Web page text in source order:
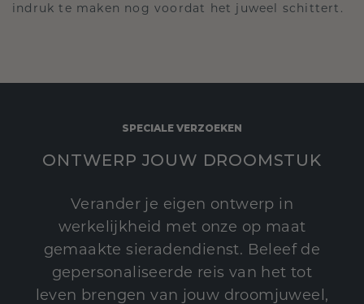
indruk te maken nog voordat het juweel schittert.
SPECIALE VERZOEKEN
ONTWERP JOUW DROOMSTUK
Verander je eigen ontwerp in
werkelijkheid met onze op maat
gemaakte sieradendienst. Beleef de
gepersonaliseerde reis van het tot
leven brengen van jouw droomjuweel,